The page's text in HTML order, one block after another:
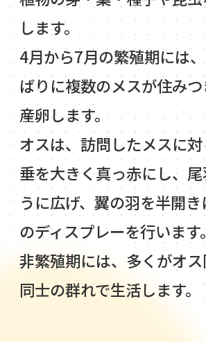
します。
4月から7月の繁殖期には
ばりに複数のメスが住みつ
産卵します。
オスは、訪問したメスに
垂を大きく真っ赤にし、
うに広げ、翼の羽を半開
のディスプレーを行います。
非繁殖期には、多くがオ
同士の群れで生活します。